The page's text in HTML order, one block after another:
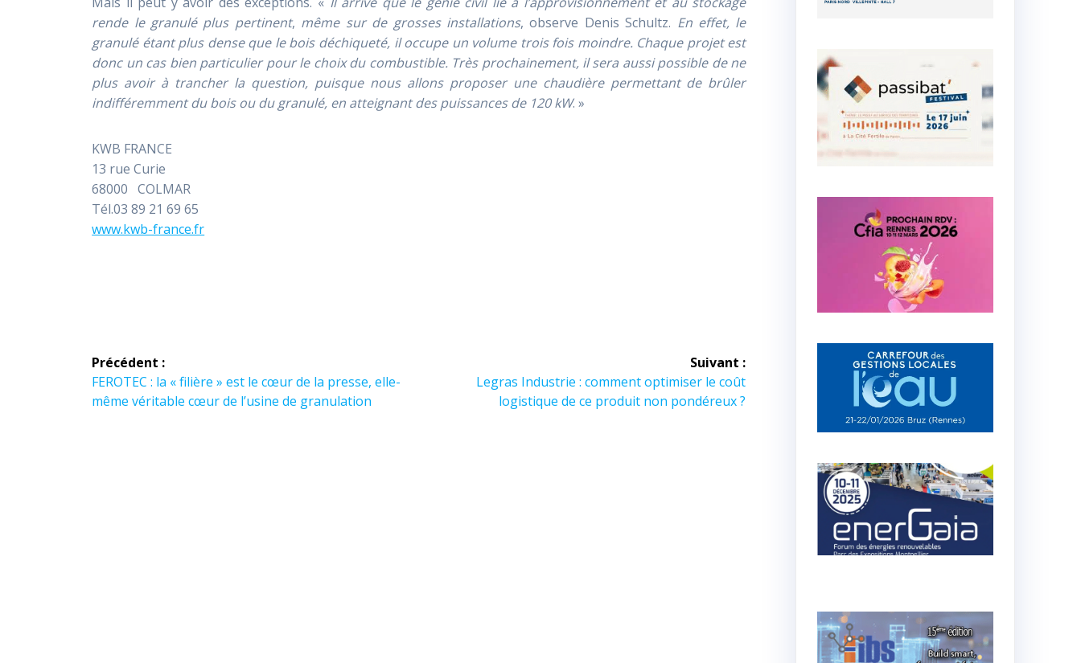
rende le granulé plus pertinent, même sur de grosses installations, observe Denis Schultz. En effet, le
granulé étant plus dense que le bois déchiqueté, il occupe un volume trois fois moindre. Chaque projet est
donc un cas bien particulier pour le choix du combustible. Très prochainement, il sera aussi possible de ne
plus avoir à trancher la question, puisque nous allons proposer une chaudière permettant de brûler
indifféremment du bois ou du granulé, en atteignant des puissances de 120 kW. »
KWB FRANCE
13 rue Curie
68000 COLMAR
Tél.03 89 21 69 65
www.kwb-france.fr
Navigation
de
Précédent :
Article
précédent :
FEROTEC : la « filière » est le cœur de la presse, elle-
même véritable cœur de l’usine de granulation
Suivant :
Article
suivant :
Legras Industrie : comment optimiser le coût
logistique de ce produit non pondéreux ?